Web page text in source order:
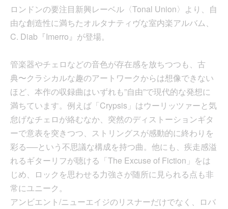
ロンドンの要注目新興レーベル〈Tonal Union〉より、自
由な創造性に満ちたオルタナティヴな室内楽アルバム、
C. Diab『Imerro』が登場。
管楽器やチェロなどの音色が存在感を放ちつつも、古
典〜クラシカルな趣のアートワークからは想像できない
ほど、本作の収録曲はいずれも”自由”で現代的な発想に
満ちています。例えば「Crypsis」はウーリッツァーと気
怠げなチェロが絡むなか、突然のディストーションギタ
ーで意表を突きつつ、ストリングスが感動的に終わりを
彩る──という不思議な構成を持つ曲。他にも、疾走感溢
れるギターリフが聴ける「The Excuse of Fiction」をは
じめ、ロックを思わせる力強さが随所に見られる点も非
常にユニーク。
アンビエント/ニューエイジのリスナーだけでなく、ロバ